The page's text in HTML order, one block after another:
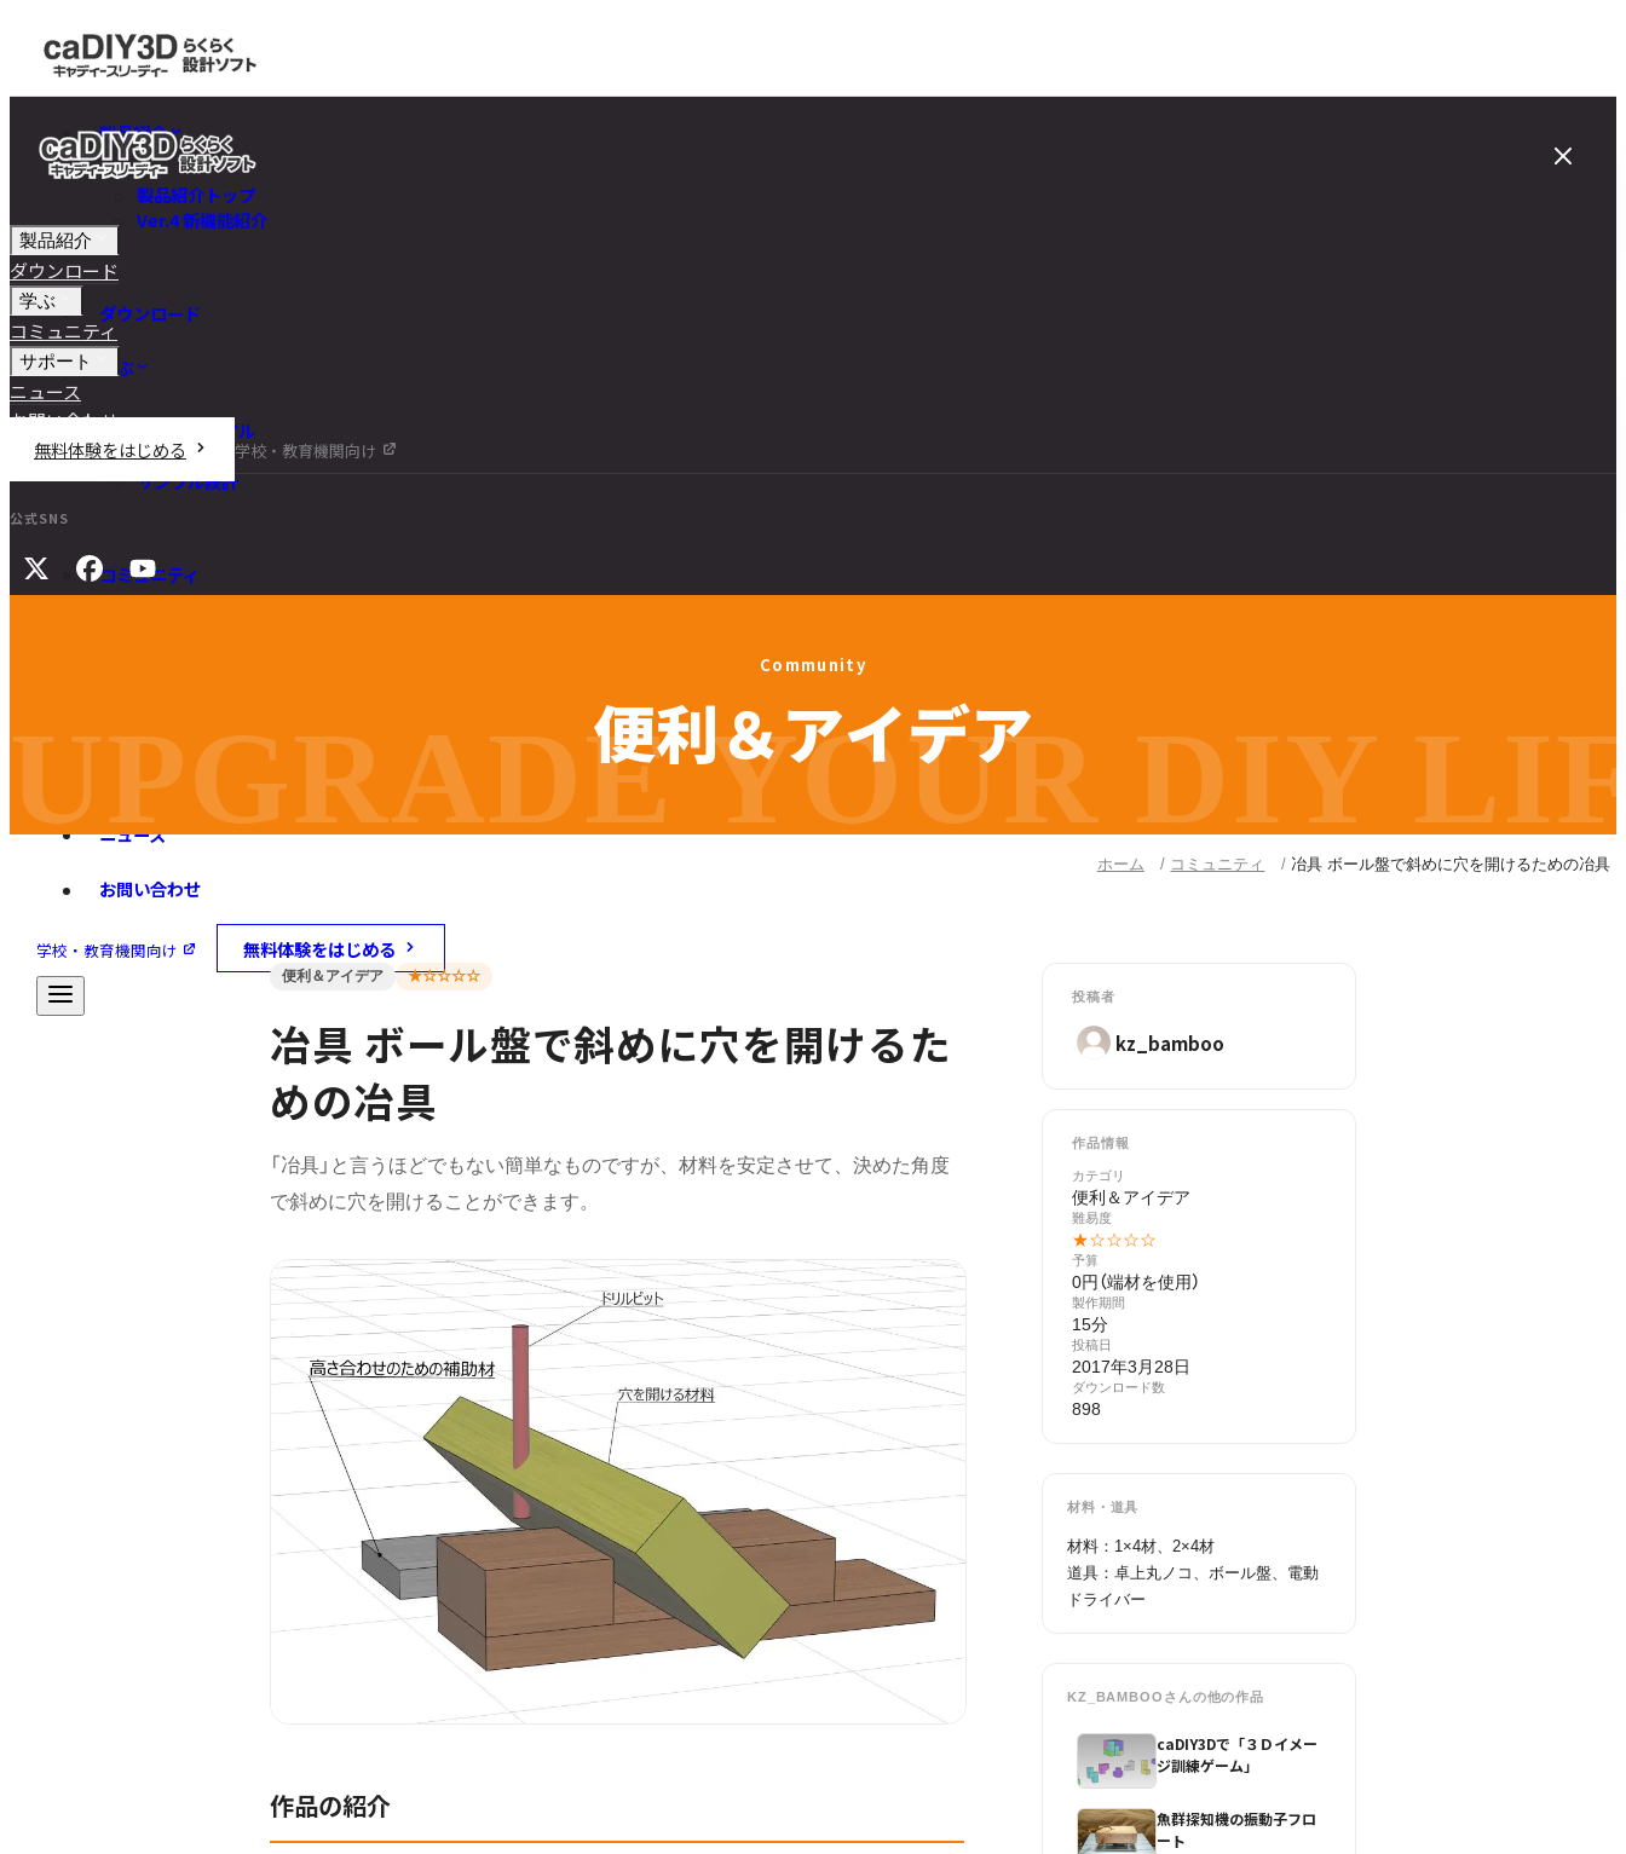
製品紹介
製品紹介トップ
Ver.4 新機能紹介
ダウンロード
学ぶ
チュートリアル
DIY講座
サンプル設計
コミュニティ
旧バージョンダウンロード
ニュース
お問い合わせ
学校・教育機関向け 無料体験をはじめる
製品紹介
ダウンロード
学ぶ
コミュニティ
サポート
ニュース
お問い合わせ
無料体験をはじめる
学校・教育機関向け
公式SNS
Co mmu nity
便利＆アイデア
UPGRADE YOUR DIY
ホーム コミュニティ 冶具 ボール盤で斜めに穴を開けるための冶具
便利＆アイデア ★☆☆☆☆
冶具 ボール盤で斜めに穴を開けるた
めの冶具
「冶具」と言うほどでもない簡単なものですが、材料を安定させて、決めた角度
で斜めに穴を開けることができます。
作品の紹介
投稿者
kz_bamboo
作品情報
カテゴリ
便利＆アイデア
難易度
★☆☆☆☆
予算
0円（端材を使用）
製作期間
15分
投稿日
2017年3月28日
ダウンロード数
898
材料・道具
材料：1×4材、2×4材
道具：卓上丸ノコ、ボール盤、電動
ドライバー
KZ_BAMBOO さんの他の作品
caDIY3Dで「３Ｄイメー
ジ訓練ゲーム」
魚群探知機の振動子フロ
ート